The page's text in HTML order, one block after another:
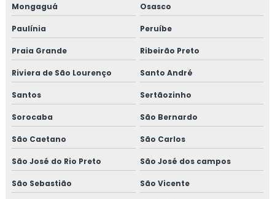
Projeto contra incêndio
Projeto de instalações elétricas
Projeto de prevenção e combate a incêndio
Projeto de prevenção contra incêndio e pânico
Projeto de proteção contra incêndio e pânico
Mongaguá Osasco
Paulínia Peruíbe
Praia Grande Ribeirão Preto
Riviera de São Lourenço Santo André
Santos Sertãozinho
Sorocaba São Bernardo
São Caetano São Carlos
São José do Rio Preto São José dos campos
São Sebastião São Vicente